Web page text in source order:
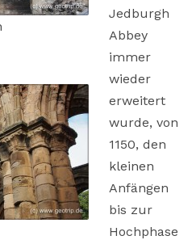
Jedburgh
Abbey
immer
wieder
erweitert
wurde, von
1150, den
kleinen
Anfängen
bis zur
Hochphase